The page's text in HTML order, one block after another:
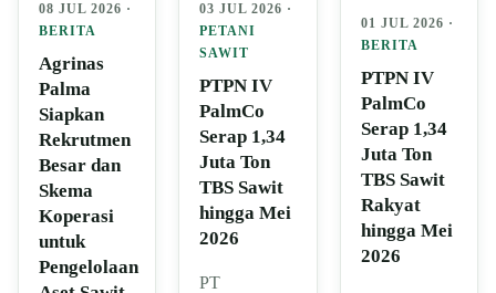
08 JUL 2026 ·
BERITA
Agrinas
Palma
Siapkan
Rekrutmen
Besar dan
Skema
Koperasi
untuk
Pengelolaan
03 JUL 2026 ·
PETANI
SAWIT
PTPN IV
PalmCo
Serap 1,34
Juta Ton
TBS Sawit
hingga Mei
2026
PT
01 JUL 2026 ·
BERITA
PTPN IV
PalmCo
Serap 1,34
Juta Ton
TBS Sawit
Rakyat
hingga Mei
2026